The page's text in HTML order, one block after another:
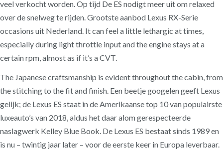
veel verkocht worden. Op tijd De ES nodigt meer uit om relaxed
over de snelweg te rijden. Grootste aanbod Lexus RX-Serie
occasions uit Nederland. It can feel a little lethargic at times,
especially during light throttle input and the engine stays at a
certain rpm, almost as if it’s a CVT.
The Japanese craftsmanship is evident throughout the cabin, from
the stitching to the fit and finish. Een beetje googelen geeft Lexus
gelijk; de Lexus ES staat in de Amerikaanse top 10 van populairste
luxeauto’s van 2018, aldus het daar alom gerespecteerde
naslagwerk Kelley Blue Book. De Lexus ES bestaat sinds 1989 en
is nu – twintig jaar later – voor de eerste keer in Europa leverbaar.